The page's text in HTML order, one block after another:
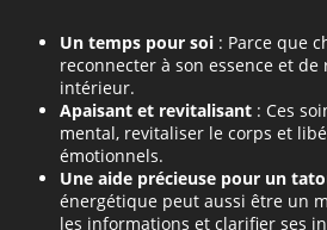
Un temps pour soi : Parce que
reconnecter à son essence et
intérieur.
Apaisant et revitalisant : Ces
mental, revitaliser le corps et
émotionnels.
Une aide précieuse pour un
énergétique peut aussi être un
les informations et clarifier ses